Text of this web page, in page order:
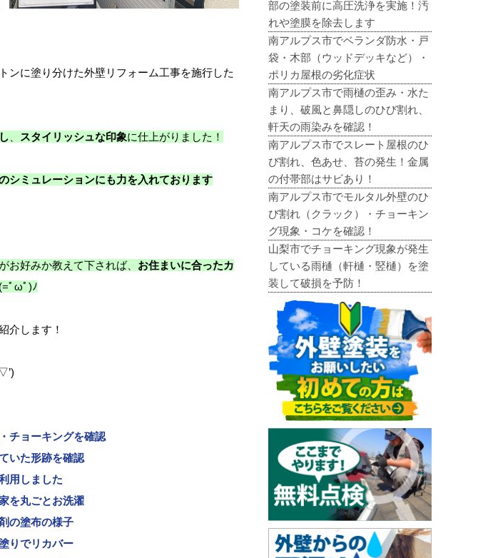
ンに塗り分けた外壁リフォーム工事を施行した
スタイリッシュな印象に仕上がりました！
シミュレーションにも力を入れております
お好みか教えて下されば、 お住まいに合ったカ
ﾟωﾟ)ﾉ
介します！
チョーキングを確認
いた形跡を確認
用しました
を丸ごとお洗濯
の塗布の様子
りでリカバー
部の塗装前に高圧洗浄を実施！汚
れや塗膜を除去します
南アルプス市でベランダ防水・戸
袋・木部（ウッドデッキなど）・
ポリカ屋根の劣化症状
南アルプス市で雨樋の歪み・水た
まり、破風と鼻隠しのひび割れ、
軒天の雨染みを確認！
南アルプス市でスレート屋根のひ
び割れ、色あせ、苔の発生！金属
の付帯部はサビあり！
南アルプス市でモルタル外壁のひ
び割れ（クラック）・チョーキン
グ現象・コケを確認！
山梨市でチョーキング現象が発生
している雨樋（軒樋・竪樋）を塗
装して破損を予防！